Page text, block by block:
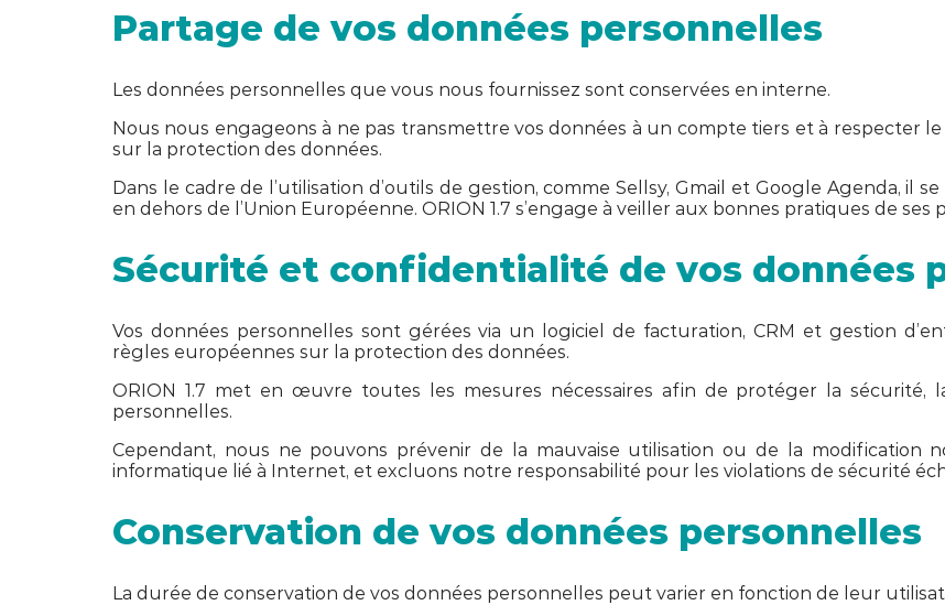
Partage de vos données personnelles
Les données personnelles que vous nous fournissez sont conservées en interne.
Nous nous engageons à ne pas transmettre vos données à un compte tiers et à respecter
sur la protection des données.
Dans le cadre de l’utilisation d’outils de gestion, comme Sellsy, Gmail et Google Agenda, il
en dehors de l’Union Européenne. ORION 1.7 s’engage à veiller aux bonnes pratiques de ses
Sécurité et confidentialité de vos données
Vos données personnelles sont gérées via un logiciel de facturation, CRM et gestion
règles européennes sur la protection des données.
ORION 1.7 met en œuvre toutes les mesures nécessaires afin de protéger la sécurité,
personnelles.
Cependant, nous ne pouvons prévenir de la mauvaise utilisation ou de la modification
informatique lié à Internet, et excluons notre responsabilité pour les violations de sécurité
Conservation de vos données personnelles
La durée de conservation de vos données personnelles peut varier en fonction de leur